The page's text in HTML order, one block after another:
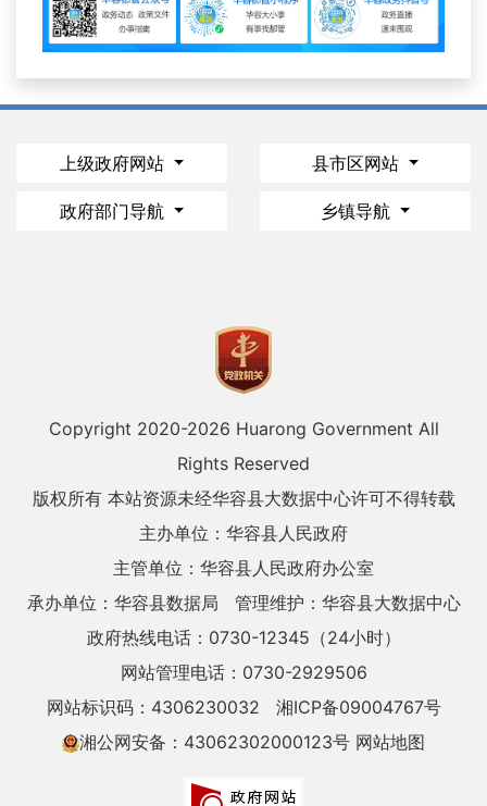
上级政府网站 县市区网站
政府部门导航 乡镇导航
Copyright 2020-2026 Huarong Government All
Rights Reserved
版权所有 本站资源未经华容县大数据中心许可不得转载
主办单位：华容县人民政府
主管单位：华容县人民政府办公室
承办单位：华容县数据局
管理维护：华容县大数据中心
政府热线电话：0730-12345（24小时）
网站管理电话：0730-2929506
网站标识码：4306230032
湘ICP备09004767号
湘公网安备：43062302000123号 网站地图